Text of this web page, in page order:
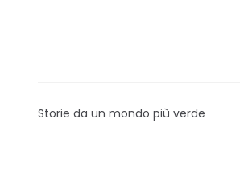
Storie da un mondo più verde